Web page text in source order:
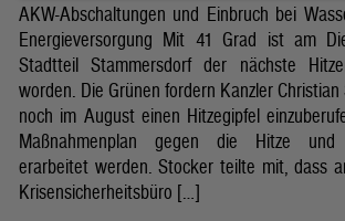
AKW-Abschaltungen und Einbruch bei
Energieversorgung Mit 41 Grad ist am
Stadtteil Stammersdorf der nächste
worden. Die Grünen fordern Kanzler Christian
noch im August einen Hitzegipfel
Maßnahmenplan gegen die Hitze und
erarbeitet werden. Stocker teilte mit, dass
Krisensicherheitsbüro […]